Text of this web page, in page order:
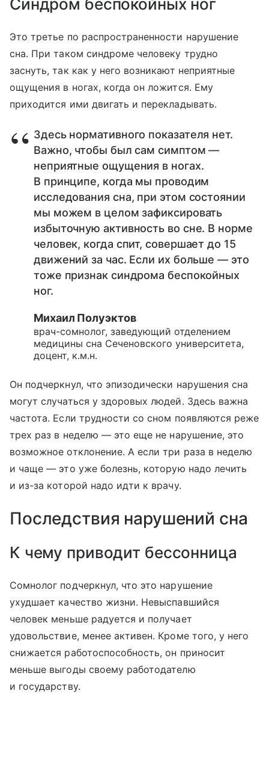
Синдром беспокойных ног
Это третье по распространенности нарушение
сна. При таком синдроме человеку трудно
заснуть, так как у него возникают неприятные
ощущения в ногах, когда он ложится. Ему
приходится ими двигать и перекладывать.
Здесь нормативного показателя нет.
Важно, чтобы был сам симптом —
неприятные ощущения в ногах.
В принципе, когда мы проводим
исследования сна, при этом состоянии
мы можем в целом зафиксировать
избыточную активность во сне. В норме
человек, когда спит, совершает до 15
движений за час. Если их больше — это
тоже признак синдрома беспокойных
ног.
Михаил Полуэктов
врач-сомнолог, заведующий отделением
медицины сна Сеченовского университета,
доцент, к.м.н.
Он подчеркнул, что эпизодически нарушения сна
могут случаться у здоровых людей. Здесь важна
частота. Если трудности со сном появляются реже
трех раз в неделю — это еще не нарушение, это
возможное отклонение. А если три раза в неделю
и чаще — это уже болезнь, которую надо лечить
и из-за которой надо идти к врачу.
Последствия нарушений сна
К чему приводит бессонница
Сомнолог подчеркнул, что это нарушение
ухудшает качество жизни. Невыспавшийся
человек меньше радуется и получает
удовольствие, менее активен. Кроме того, у него
снижается работоспособность, он приносит
меньше выгоды своему работодателю
и государству.